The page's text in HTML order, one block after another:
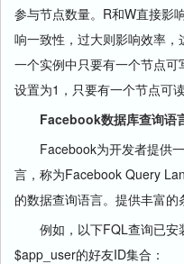
参与节点数量。R和W直接影
响一致性，过大则影响效率
一个实例中只要有一个节点
设置为1，只要有一个节点可
Facebook数据库查询语
Facebook为开发者提供一
言，称为Facebook Query
的数据查询语言。提供丰富的
例如，以下FQL查询已安
$app_user的好友ID集合：